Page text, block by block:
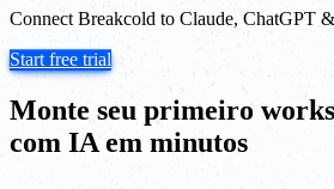
Connect Breakcold to Claude, ChatGPT
Start free trial
Monte seu primeiro
com IA em minutos